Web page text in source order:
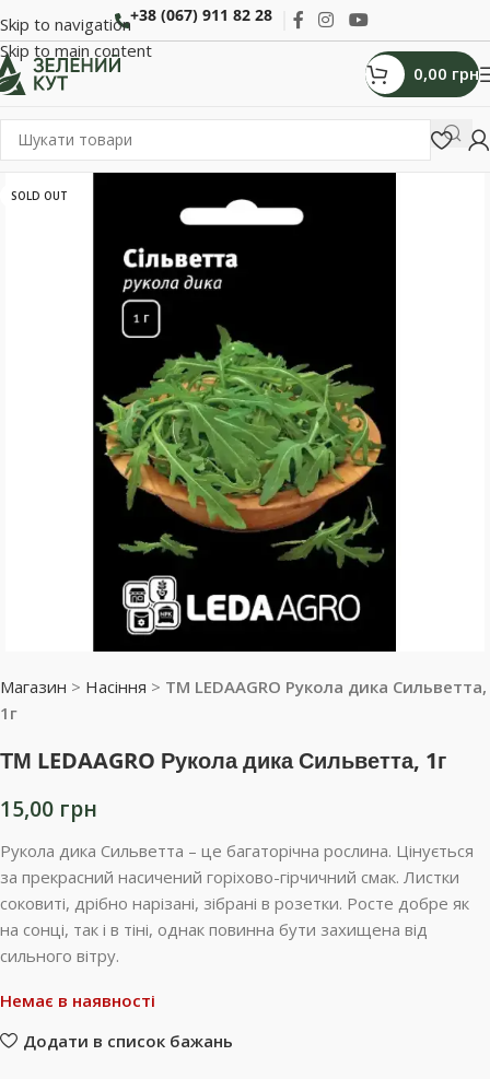
Skip to navigation
Skip to main content
+38 (067) 911 82 28
0,00 грн
SOLD OUT
Магазин > Насіння > ТМ LEDAAGRO Рукола дика Сильветта,
1г
ТМ LEDAAGRO Рукола дика Сильветта, 1г
15,00 грн
Рукола дика Сильветта – це багаторічна рослина. Цінується
за прекрасний насичений горіхово-гірчичний смак. Листки
соковиті, дрібно нарізані, зібрані в розетки. Росте добре як
на сонці, так і в тіні, однак повинна бути захищена від
сильного вітру.
Немає в наявності
Додати в список бажань